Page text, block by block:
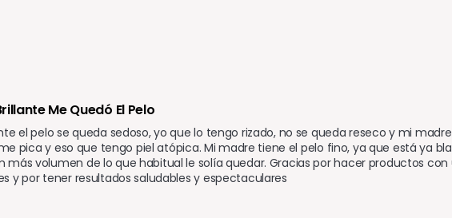
Me Quedó El Pelo
el pelo se queda sedoso, yo que lo tengo rizado, no se queda reseco y mi
pica y eso que tengo piel atópica. Mi madre tiene el pelo fino, ya que está ya
más volumen de lo que habitual le solía quedar. Gracias por hacer productos
y por tener resultados saludables y espectaculares